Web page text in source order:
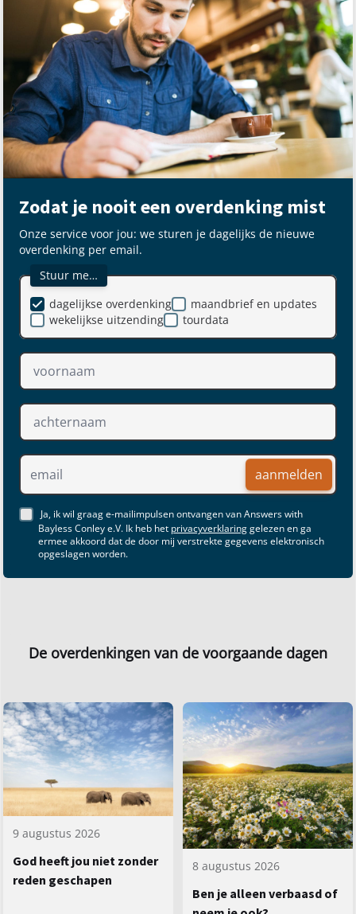
Zodat je nooit een overdenking mist
Onze service voor jou: we sturen je dagelijks de nieuwe
overdenking per email.
Stuur me…
maandbrief en updates
dagelijkse overdenking
wekelijkse uitzending
tourdata
aanmelden
Ja, ik wil graag e-mailimpulsen ontvangen van Answers with
Bayless Conley e.V. Ik heb het privacyverklaringgelezen en ga
ermee akkoord dat de door mij verstrekte gegevens elektronisch
opgeslagen worden.
De overdenkingen van de voorgaande dagen
9 augustus 2026
God heeft jou niet zonder
reden geschapen
8 augustus 2026
Ben je alleen verbaasd of